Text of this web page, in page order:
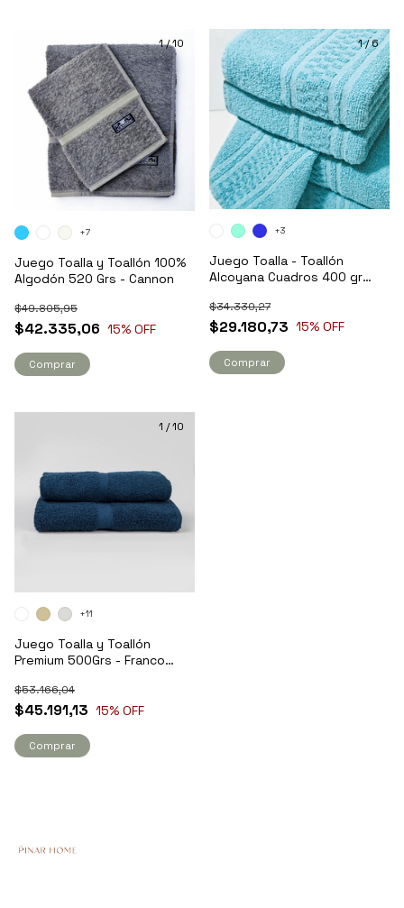
1/10
Juego Toalla y Toallón 100%
Algodón 520 Grs - Cannon
$42.335,06
$49.805,95
15% OFF
+7
Comprar
1/6
Juego Toalla - Toallón
Alcoyana Cuadros 400 gr
$29.180,73
$34.330,27
15% OFF
+3
Comprar
1 /10
Juego Toalla y Toallón
Premium 500Grs - Franco
$45.191,13
$53.166,04
15% OFF
+11
Comprar